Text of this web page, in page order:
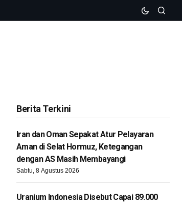
Berita Terkini
Iran dan Oman Sepakat Atur Pelayaran
Aman di Selat Hormuz, Ketegangan
dengan AS Masih Membayangi
Sabtu, 8 Agustus 2026
Uranium Indonesia Disebut Capai 89.000